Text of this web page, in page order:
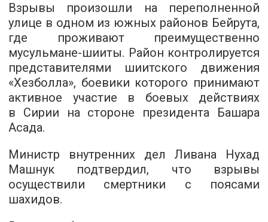
Взрывы произошли на переполненной
улице в одном из южных районов Бейрута,
где проживают преимущественно
мусульмане-шииты. Район контролируется
представителями шиитского движения
«Хезболла», боевики которого принимают
активное участие в боевых действиях
в Сирии на стороне президента Башара
Асада.
Министр внутренних дел Ливана Нухад
Машнук подтвердил, что взрывы
осуществили смертники с поясами
шахидов.